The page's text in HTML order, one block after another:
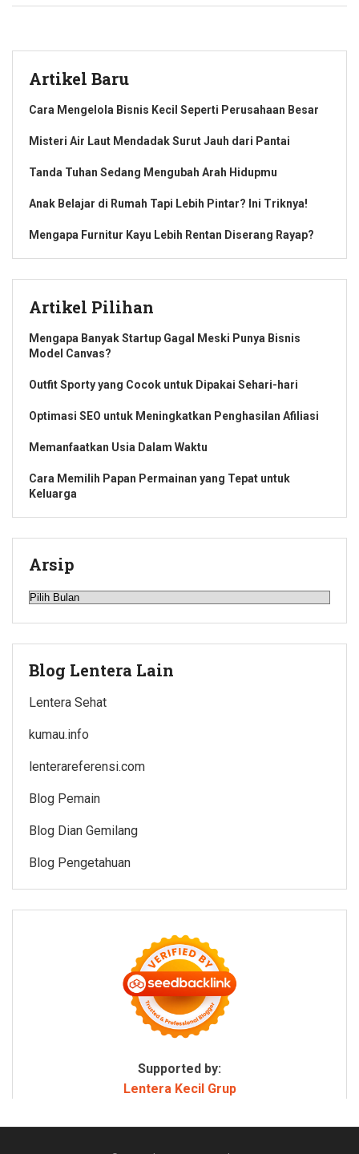
Artikel Baru
Cara Mengelola Bisnis Kecil Seperti Perusahaan Besar
Misteri Air Laut Mendadak Surut Jauh dari Pantai
Tanda Tuhan Sedang Mengubah Arah Hidupmu
Anak Belajar di Rumah Tapi Lebih Pintar? Ini Triknya!
Mengapa Furnitur Kayu Lebih Rentan Diserang Rayap?
Artikel Pilihan
Mengapa Banyak Startup Gagal Meski Punya Bisnis
Model Canvas?
Outfit Sporty yang Cocok untuk Dipakai Sehari-hari
Optimasi SEO untuk Meningkatkan Penghasilan Afiliasi
Memanfaatkan Usia Dalam Waktu
Cara Memilih Papan Permainan yang Tepat untuk
Keluarga
Arsip
Arsip
Blog Lentera Lain
Lentera Sehat
kumau.info
lenterareferensi.com
Blog Pemain
Blog Dian Gemilang
Blog Pengetahuan
Supported by:
Lentera Kecil Grup